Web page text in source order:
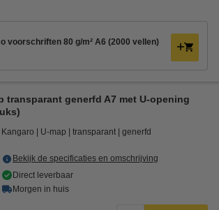
voorschriften 80 g/m² A6 (2000 vellen)
transparant generfd A7 met U-opening
Kangaro U-map transparant generfd
Bekijk de specificaties en omschrijving
Direct leverbaar
Morgen in huis